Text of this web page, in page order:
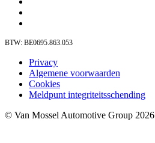
BTW: BE0695.863.053
Privacy
Algemene voorwaarden
Cookies
Meldpunt integriteitsschending
© Van Mossel Automotive Group 2026